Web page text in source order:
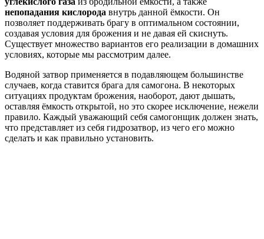
непопадания кислорода внутрь данной ёмкости. Он
позволяет поддерживать брагу в оптимальном состоянии,
создавая условия для брожения и не давая ей скиснуть.
Существует множество вариантов его реализации в домашних
условиях, которые мы рассмотрим далее.
Водяной затвор применяется в подавляющем большинстве
случаев, когда ставится брага для самогона. В некоторых
ситуациях продуктам брожения, наоборот, дают дышать,
оставляя ёмкость открытой, но это скорее исключение, нежели
правило. Каждый уважающий себя самогонщик должен знать,
что представляет из себя гидрозатвор, из чего его можно
сделать и как правильно установить.